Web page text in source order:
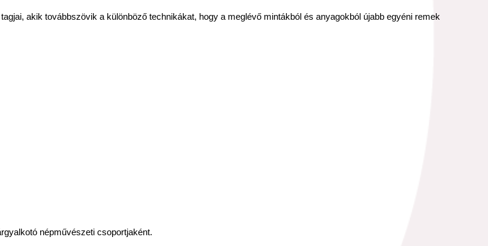
akik továbbszövik a különböző technikákat, hogy a meglévő mintákból és anyagokból újabb egyéni remek
népművészeti csoportjaként.